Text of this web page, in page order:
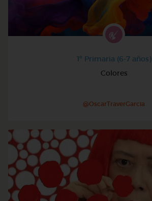
1º Primaria (6-7 años)
Colores
@OscarTraverGarcia